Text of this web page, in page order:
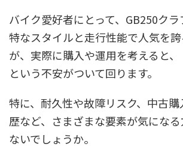
バイク愛好者にとって、GB250ク
特なスタイルと走行性能で人気を
が、実際に購入や運用を考えると、
という不安がついて回ります。
特に、耐久性や故障リスク、中古
歴など、さまざまな要素が気にな
ないでしょうか。